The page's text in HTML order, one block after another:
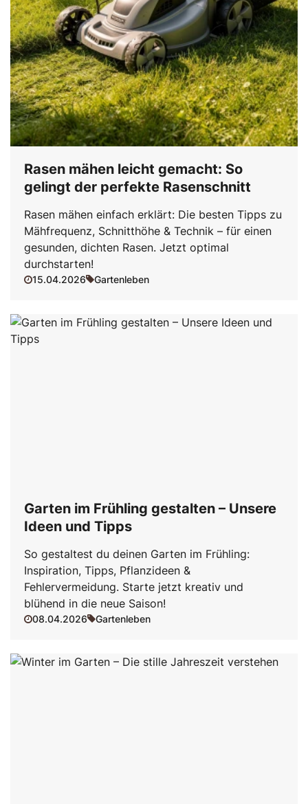
Rasen mähen leicht gemacht: So
gelingt der perfekte Rasenschnitt
Rasen mähen einfach erklärt: Die besten Tipps zu
Mähfrequenz, Schnitthöhe & Technik – für einen
gesunden, dichten Rasen. Jetzt optimal
durchstarten!
15.04.2026 Gartenleben
Garten im Frühling gestalten – Unsere
Ideen und Tipps
So gestaltest du deinen Garten im Frühling:
Inspiration, Tipps, Pflanzideen &
Fehlervermeidung. Starte jetzt kreativ und
blühend in die neue Saison!
08.04.2026 Gartenleben